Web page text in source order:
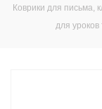
Коврики для письма,
для